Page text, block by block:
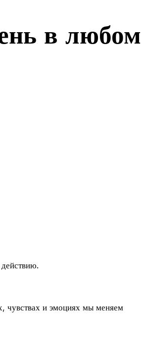
в любом
чувствах и эмоциях мы меняем